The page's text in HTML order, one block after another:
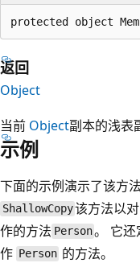
protected object
返回
Object
当前 Object副本的浅表
示例
下面的示例演示了该方法
ShallowCopy该方法以对
作的方法 Person。 它
作 Person 的方法。